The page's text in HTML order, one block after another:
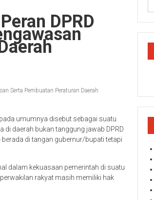
DPRD
Serta Pembuatan Peraturan Daerah
umumnya disebut sebagai suatu
daerah bukan tanggung jawab DPRD
di tangan gubernur/bupati tetapi
dalam kekuasaan pemerintah di suatu
rakyat masih memiliki hak